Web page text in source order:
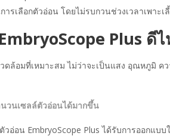
รเลือกตัวอ่อน โดยไม่รบกวนช่วงเวลาเพาะ
Plus ดีไ
ดล้อมที่เหมาะสม ไม่ว่าจะเป็นแสง อุณหภูมิ ค
นวนเซลล์ตัวอ่อนได้มากขึ้น
วอ่อน EmbryoScope Plus ได้รับการออกแ